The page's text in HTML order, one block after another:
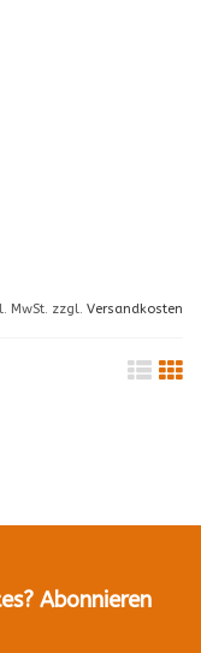
MwSt. zzgl. Versandkosten
Abonnieren